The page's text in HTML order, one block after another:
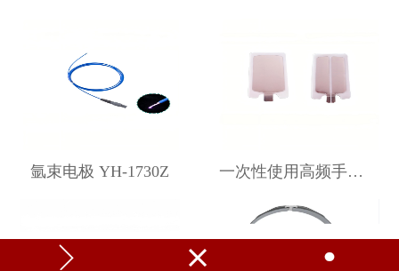
氩束电极 YH-1730Z 一次性使用高频手术器中性电极 GPD-Ⅰ
  